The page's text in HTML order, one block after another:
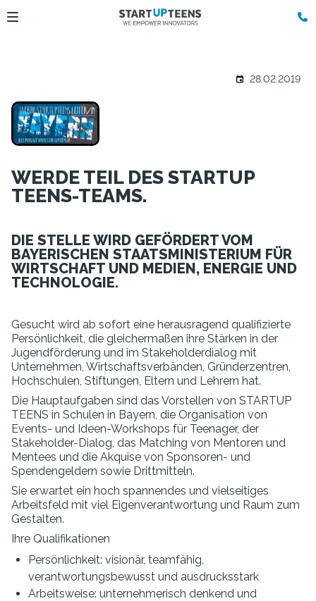
28.02.2019
WERDE TEIL DES STARTUP
TEENS-TEAMS.
DIE STELLE WIRD GEFÖRDERT VOM
BAYERISCHEN STAATSMINISTERIUM FÜR
WIRTSCHAFT UND MEDIEN, ENERGIE UND
TECHNOLOGIE.
Gesucht wird ab sofort eine herausragend qualifizierte
Persönlichkeit, die gleichermaßen ihre Stärken in der
Jugendförderung und im Stakeholderdialog mit
Unternehmen, Wirtschaftsverbänden, Gründerzentren,
Hochschulen, Stiftungen, Eltern und Lehrern hat.
Die Hauptaufgaben sind das Vorstellen von STARTUP
TEENS in Schulen in Bayern, die Organisation von
Events- und Ideen-Workshops für Teenager, der
Stakeholder-Dialog, das Matching von Mentoren und
Mentees und die Akquise von Sponsoren- und
Spendengeldern sowie Drittmitteln.
Sie erwartet ein hoch spannendes und vielseitiges
Arbeitsfeld mit viel Eigenverantwortung und Raum zum
Gestalten.
Ihre Qualifikationen
Persönlichkeit: visionär, teamfähig,
verantwortungsbewusst und ausdrucksstark
Arbeitsweise: unternehmerisch denkend und